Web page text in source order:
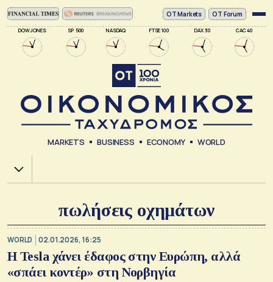
DOW JONES SP 500 NASDAQ FTSE 100 DAX 30 CAC 40
ΟΤ Markets OT Forum
MARKETS BUSINESS ECONOMY WORLD
Χ.Α.
πωλήσεις οχημάτων
WORLD 02.01.2026, 16:25
Η Tesla χάνει έδαφος στην Ευρώπη, αλλά
«σπάει κοντέρ» στη Νορβηγία